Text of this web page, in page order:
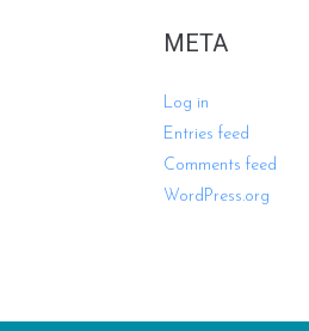
META
Log in
Entries feed
Comments feed
WordPress.org